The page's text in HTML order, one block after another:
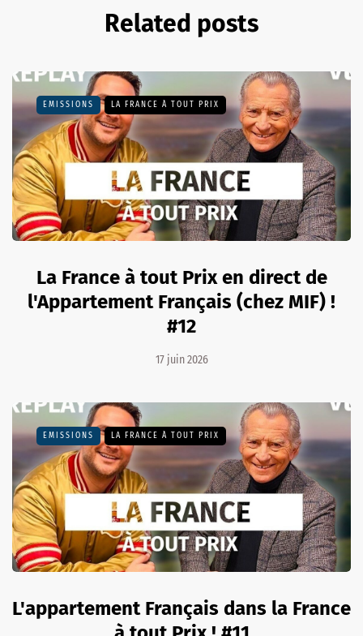
Related posts
EMISSIONS LA FRANCE À TOUT PRIX
La France à tout Prix en direct de
l'Appartement Français (chez MIF) !
#12
17 juin 2026
EMISSIONS LA FRANCE À TOUT PRIX
L'appartement Français dans la France